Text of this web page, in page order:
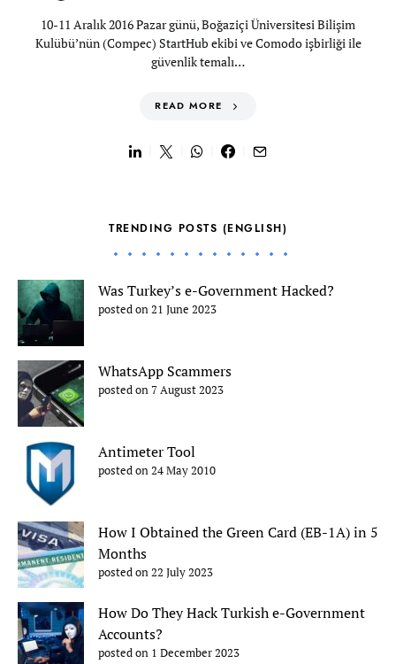
10-11 Aralık 2016 Pazar günü, Boğaziçi Üniversitesi Bilişim
Kulübü’nün (Compec) StartHub ekibi ve Comodo işbirliği ile
güvenlik temalı…
READ MORE
TRENDING POSTS (ENGLISH)
Was Turkey’s e-Government Hacked?
posted on 21 June 2023
WhatsApp Scammers
posted on 7 August 2023
Antimeter Tool
posted on 24 May 2010
How I Obtained the Green Card (EB-1A) in 5
Months
posted on 22 July 2023
How Do They Hack Turkish e-Government
Accounts?
posted on 1 December 2023